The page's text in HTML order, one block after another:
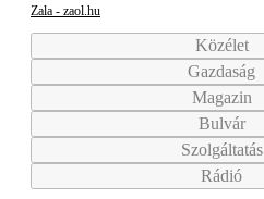
Zala - zaol.hu
Közélet
Gazdaság
Magazin
Bulvár
Szolgáltatás
Rádió